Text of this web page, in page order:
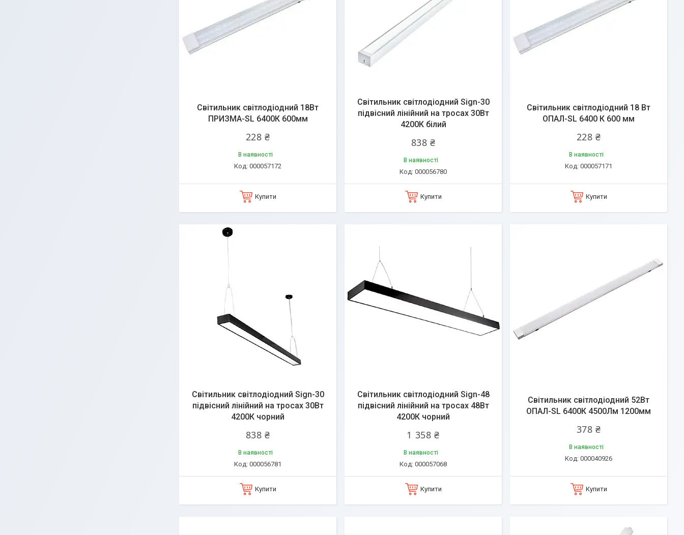
Світильник світлодіодний 18Вт
ПРИЗМА-SL 6400К 600мм
228 ₴
В наявності
000057172
Купити
Світильник світлодіодний Sign-30
підвісний лінійний на тросах 30Вт
4200К білий
838 ₴
В наявності
000056780
Купити
Світильник світлодіодний 18 Вт
ОПАЛ-SL 6400 К 600 мм
228 ₴
В наявності
000057171
Купити
Світильник світлодіодний Sign-30
підвісний лінійний на тросах 30Вт
4200К чорний
838 ₴
В наявності
000056781
Купити
Світильник світлодіодний Sign-48
підвісний лінійний на тросах 48Вт
4200К чорний
1 358 ₴
В наявності
000057068
Купити
Світильник світлодіодний 52Вт
ОПАЛ-SL 6400К 4500Лм 1200мм
378 ₴
В наявності
000040926
Купити